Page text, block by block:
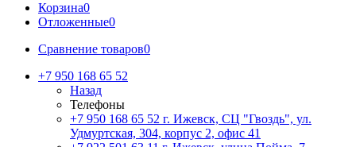
Корзина0
Отложенные0
Сравнение товаров0
+7 950 168 65 52
Назад
Телефоны
+7 950 168 65 52 г. Ижевск, СЦ "Гвоздь", ул.
Удмуртская, 304, корпус 2, офис 41